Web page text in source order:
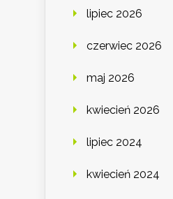
lipiec 2026
czerwiec 2026
maj 2026
kwiecień 2026
lipiec 2024
kwiecień 2024